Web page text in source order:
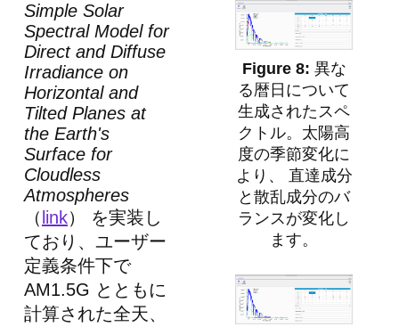
異な
る暦日について
生成されたスペ
クトル。太陽高
度の季節変化に
より、 直達成分
と散乱成分のバ
ランスが変化し
ます。
Simple Solar
Spectral Model for
Direct and Diffuse
Irradiance on
Horizontal and
Tilted Planes at
the Earth's
Surface for
Cloudless
Atmospheres
（ link） を実装し
ており、ユーザー
定義条件下で
AM1.5G とともに
計算された全天、